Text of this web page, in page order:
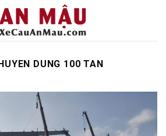
DUNG 100 TAN